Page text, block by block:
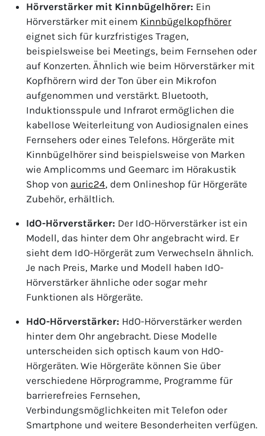
Hörverstärker mit Kinnbügelhörer: Ein
Hörverstärker mit einem Kinnbügelkopfhörer
eignet sich für kurzfristiges Tragen,
beispielsweise bei Meetings, beim Fernsehen oder
auf Konzerten. Ähnlich wie beim Hörverstärker mit
Kopfhörern wird der Ton über ein Mikrofon
aufgenommen und verstärkt. Bluetooth,
Induktionsspule und Infrarot ermöglichen die
kabellose Weiterleitung von Audiosignalen eines
Fernsehers oder eines Telefons. Hörgeräte mit
Kinnbügelhörer sind beispielsweise von Marken
wie Amplicomms und Geemarc im Hörakustik
Shop von auric24, dem Onlineshop für Hörgeräte
Zubehör, erhältlich.
IdO-Hörverstärker: Der IdO-Hörverstärker ist ein
Modell, das hinter dem Ohr angebracht wird. Er
sieht dem IdO-Hörgerät zum Verwechseln ähnlich.
Je nach Preis, Marke und Modell haben IdO-
Hörverstärker ähnliche oder sogar mehr
Funktionen als Hörgeräte.
HdO-Hörverstärker: HdO-Hörverstärker werden
hinter dem Ohr angebracht. Diese Modelle
unterscheiden sich optisch kaum von HdO-
Hörgeräten. Wie Hörgeräte können Sie über
verschiedene Hörprogramme, Programme für
barrierefreies Fernsehen,
Verbindungsmöglichkeiten mit Telefon oder
Smartphone und weitere Besonderheiten verfügen.